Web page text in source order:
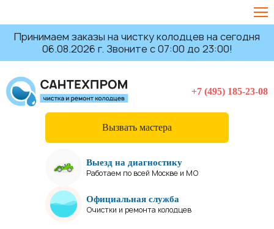
Принимаем заказы на чистку колодцев на сегодня
06.08.2026 г. Звоните с 07:00 до 23:00!
Вызвать мастера
Выезд на диагностику
Работаем по всей Москве и МО
Официальная служба
Очистки и ремонта колодцев
+7 (495) 185-23-08